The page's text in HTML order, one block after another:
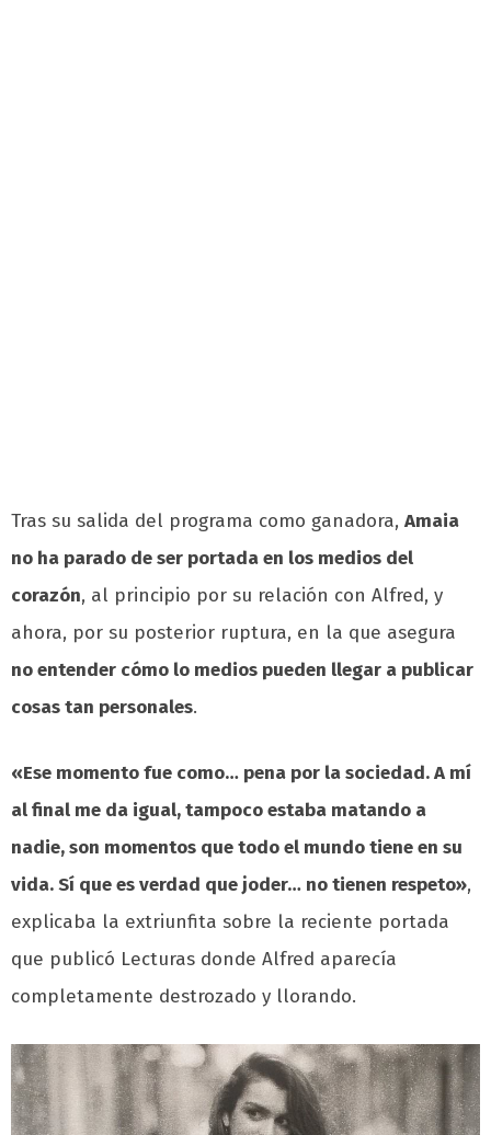
Tras su salida del programa como ganadora, Amaia
no ha parado de ser portada en los medios del
corazón, al principio por su relación con Alfred, y
ahora, por su posterior ruptura, en la que asegura
no entender cómo lo medios pueden llegar a publicar
cosas tan personales.
«Ese momento fue como… pena por la sociedad. A mí
al final me da igual, tampoco estaba matando a
nadie, son momentos que todo el mundo tiene en su
vida. Sí que es verdad que joder… no tienen respeto»,
explicaba la extriunfita sobre la reciente portada
que publicó Lecturas donde Alfred aparecía
completamente destrozado y llorando.